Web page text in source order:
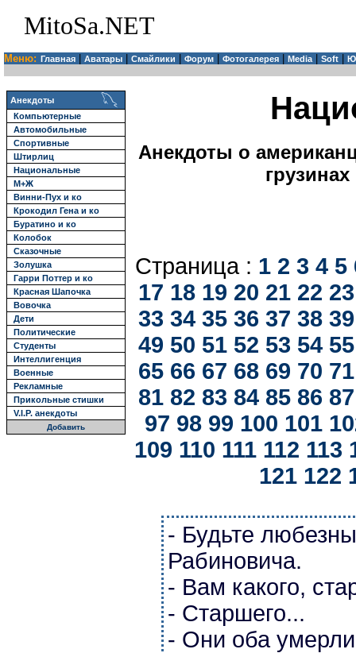
MitoSa.NET
Меню: Главная Аватары Смайлики Форум Фотогалерея Media| Soft
Анекдоты
Компьютерные
Автомобильные
Спортивные
Штирлиц
Национальные
М+Ж
Винни-Пух и ко
Крокодил Гена и ко
Буратино и ко
Колобок
Сказочные
Золушка
Гарри Поттер и ко
Красная Шапочка
Вовочка
Дети
Политические
Студенты
Интеллигенция
Военные
Рекламные
Прикольные стишки
V.I.P. анекдоты
Добавить
Анекдоты о
Страница : 1 2 3 4 5
17 18 19 20 21 22 23
33 34 35 36 37 38 39
49 50 51 52 53 54 55
65 66 67 68 69 70 71
81 82 83 84 85 86 87
97 98 99 100 101
109 110 111 112 113
121 122
- Будьте
Рабиновича.
- Вам какого,
- Старшего...
- Они оба